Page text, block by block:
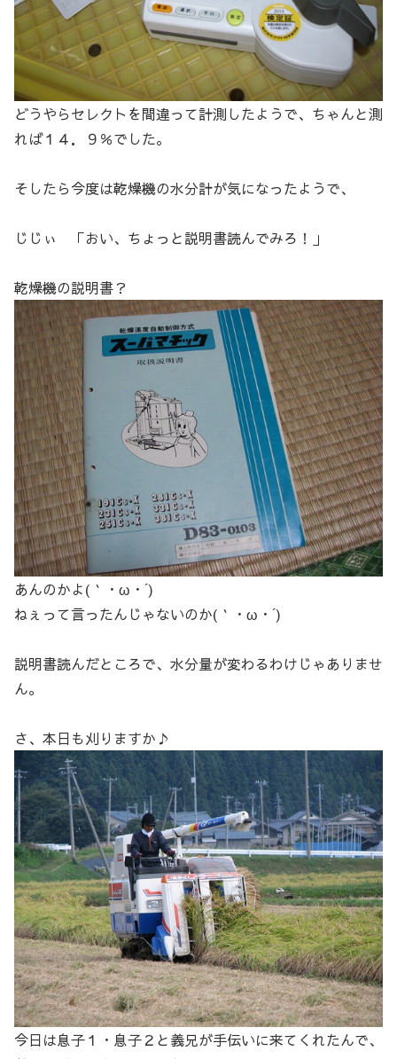
どうやらセレクトを間違って計測したようで、ちゃんと測
れば１４．９％でした。
そしたら今度は乾燥機の水分計が気になったようで、
じじぃ 「おい、ちょっと説明書読んでみろ！」
乾燥機の説明書？
あんのかよ(｀・ω・´)
ねぇって言ったんじゃないのか(｀・ω・´)
説明書読んだところで、水分量が変わるわけじゃありませ
ん。
さ、本日も刈りますか♪
今日は息子１・息子２と義兄が手伝いに来てくれたんで、